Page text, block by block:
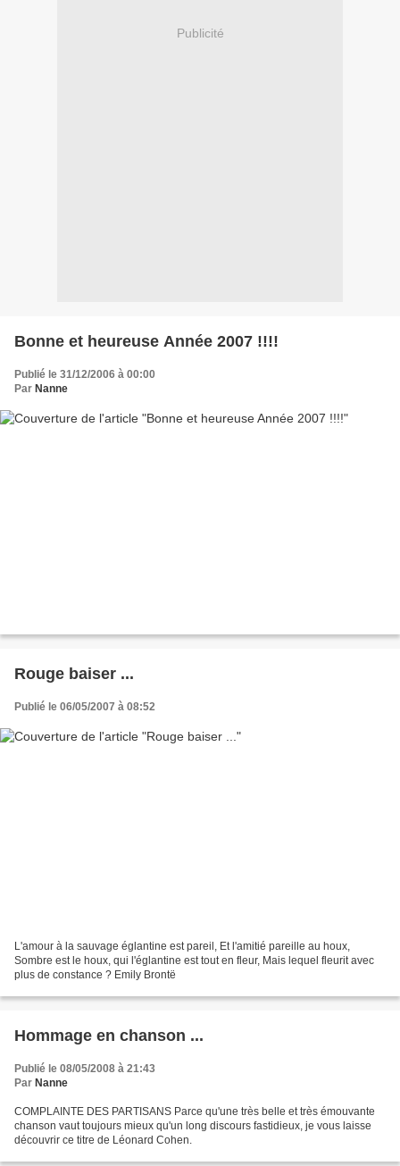
Publicité
Bonne et heureuse Année 2007 !!!!
Publié le 31/12/2006 à 00:00
Par Nanne
Rouge baiser ...
Publié le 06/05/2007 à 08:52
L'amour à la sauvage églantine est pareil, Et l'amitié pareille au houx,
Sombre est le houx, qui l'églantine est tout en fleur, Mais lequel fleurit avec
plus de constance ? Emily Brontë
Hommage en chanson ...
Publié le 08/05/2008 à 21:43
Par Nanne
COMPLAINTE DES PARTISANS Parce qu'une très belle et très émouvante
chanson vaut toujours mieux qu'un long discours fastidieux, je vous laisse
découvrir ce titre de Léonard Cohen.